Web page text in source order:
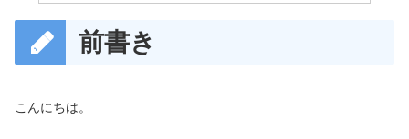
前書き
こんにちは。